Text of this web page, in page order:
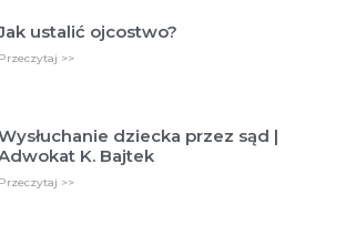
ustalić ojcostwo?
Przeczytaj >>
dziecka przez sąd |
K. Bajtek
Przeczytaj >>